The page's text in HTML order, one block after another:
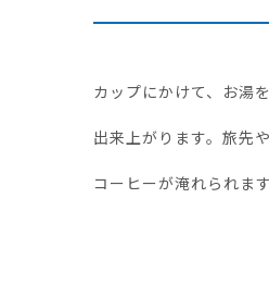
カップにかけて、お湯
出来上がります。旅先
コーヒーが淹れられま